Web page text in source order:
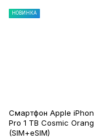
НОВИНКА
Смартфон Apple
Pro 1 TB Cosmic
(SIM+eSIM)